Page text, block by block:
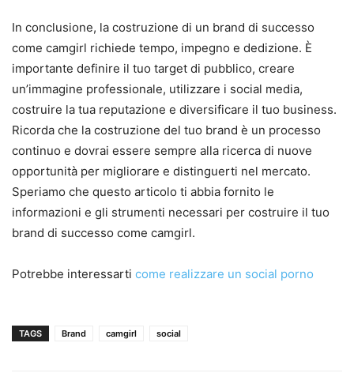
In conclusione, la costruzione di un brand di successo
come camgirl richiede tempo, impegno e dedizione. È
importante definire il tuo target di pubblico, creare
un’immagine professionale, utilizzare i social media,
costruire la tua reputazione e diversificare il tuo business.
Ricorda che la costruzione del tuo brand è un processo
continuo e dovrai essere sempre alla ricerca di nuove
opportunità per migliorare e distinguerti nel mercato.
Speriamo che questo articolo ti abbia fornito le
informazioni e gli strumenti necessari per costruire il tuo
brand di successo come camgirl.
Potrebbe interessarti come realizzare un social porno
TAGS Brand camgirl social